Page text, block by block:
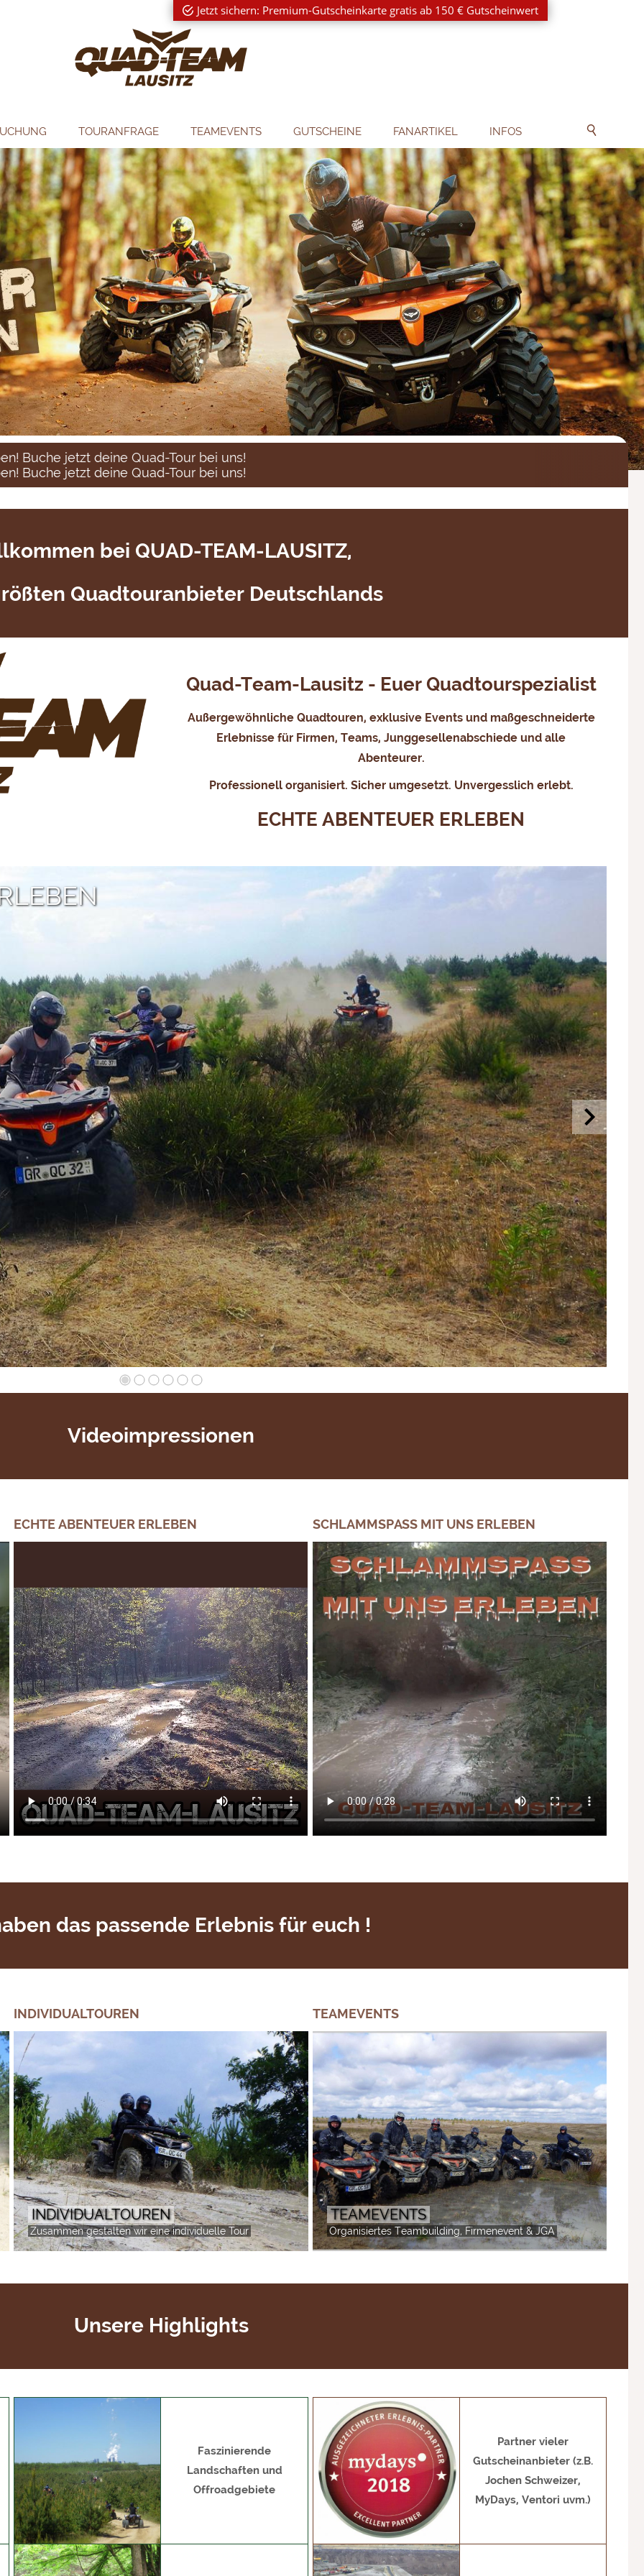
TOURANFRAGE TEAMEVENTS GUTSCHEINE FANARTIKEL INFOS
jetzt deine Quad-Tour bei uns!
jetzt deine Quad-Tour bei uns!
bei QUAD-TEAM-LAUSITZ,
Quadtouranbieter Deutschlands
Quad-Team-Lausitz - Euer Quadtourspezialist
Außergewöhnliche Quadtouren, exklusive Events und maßgeschneiderte
Erlebnisse für Firmen, Teams, Junggesellenabschiede und alle
Abenteurer.
Professionell organisiert. Sicher umgesetzt. Unvergesslich erlebt.
ECHTE ABENTEUER ERLEBEN
Videoimpressionen
ECHTE ABENTEUER ERLEBEN SCHLAMMSPASS MIT UNS ERLEBEN
das passende Erlebnis für euch !
INDIVIDUALTOUREN
INDIVIDUALTOUREN
Zusammen gestalten wir eine individuelle Tour
TEAMEVENTS
TEAMEVENTS
Organisiertes Teambuilding, Firmenevent & JGA
Unsere Highlights
Faszinierende
Landschaften und
Offroadgebiete
Partner vieler
Gutscheinanbieter (z.B.
Jochen Schweizer,
MyDays, Ventori uvm.)
Jetzt sichern: Premium-Gutscheinkarte gratis ab 150 € Gutscheinwert